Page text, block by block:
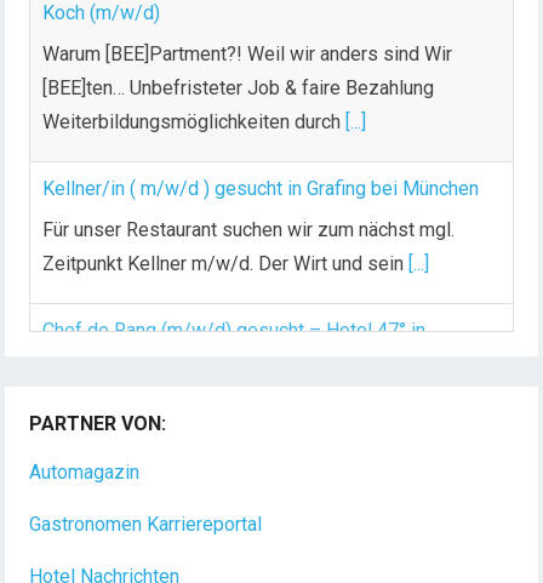
Koch (m/w/d)
Warum [BEE]Partment?! Weil wir anders sind Wir
[BEE]ten… Unbefristeter Job & faire Bezahlung
Weiterbildungsmöglichkeiten durch [...]
Kellner/in ( m/w/d ) gesucht in Grafing bei München
Für unser Restaurant suchen wir zum nächst mgl.
Zeitpunkt Kellner m/w/d. Der Wirt und sein [...]
Chef de Rang (m/w/d) gesucht – Hotel 47° in
(m/w/d) Du bist Gastgeber aus Leidenschaft und
liebst[...]